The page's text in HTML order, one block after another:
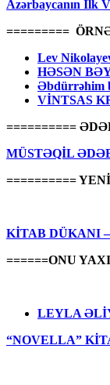
Azərbaycanın İlk
=========
Lev
HƏSƏN
Əbdürrəhim
VİNTSAS
==========
MÜSTƏQİL
==========
KİTAB DÜKANI
======ONU
LEYLA
“NOVELLA”